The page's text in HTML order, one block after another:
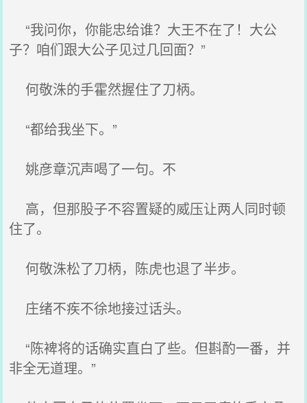
“我问你，你能忠给谁？大王不在了！大公
子？咱们跟大公子见过几回面？”
何敬洙的手霍然握住了刀柄。
“都给我坐下。”
姚彦章沉声喝了一句。不
高，但那股子不容置疑的威压让两人同时顿
住了。
何敬洙松了刀柄，陈虎也退了半步。
庄绪不疾不徐地接过话头。
“陈裨将的话确实直白了些。但斟酌一番，并
非全无道理。”